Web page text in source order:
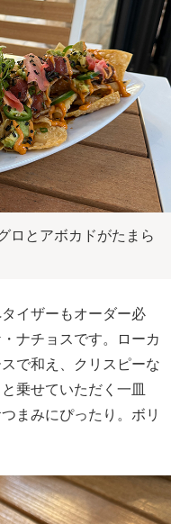
ロとアボカドがたまら
イザーもオーダー必
ナチョスです。ローカ
で和え、クリスピーな
乗せていただく一皿
まみにぴったり。ボリ